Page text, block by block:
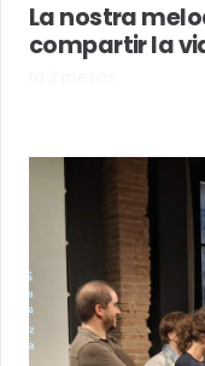
La nostra
compartir la